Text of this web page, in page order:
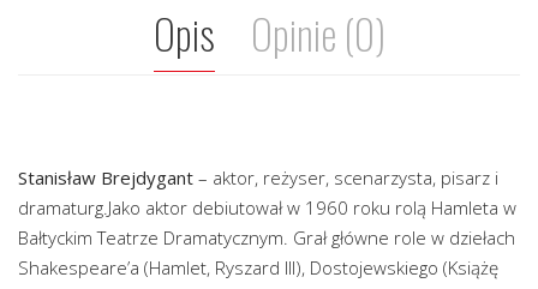
Opis Opinie (0)
Stanisław Brejdygant – aktor, reżyser, scenarzysta, pisarz i
dramaturg.Jako aktor debiutował w 1960 roku rolą Hamleta w
Bałtyckim Teatrze Dramatycznym. Grał główne role w dziełach
Shakespeare’a (Hamlet, Ryszard III), Dostojewskiego (Książę